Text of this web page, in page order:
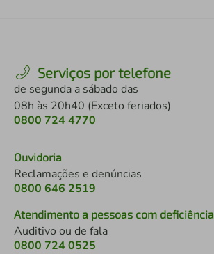
Serviços por telefone
de segunda a sábado das
08h às 20h40 (Exceto feriados)
0800 724 4770
Ouvidoria
Reclamações e denúncias
0800 646 2519
Atendimento a pessoas com deficiência
Auditivo ou de fala
0800 724 0525